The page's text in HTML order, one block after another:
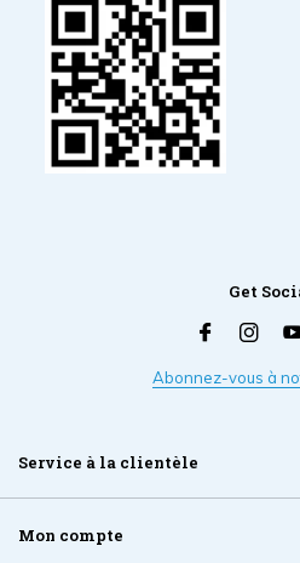
Get
Abonnez-vous à
Service à la clientèle
Mon compte